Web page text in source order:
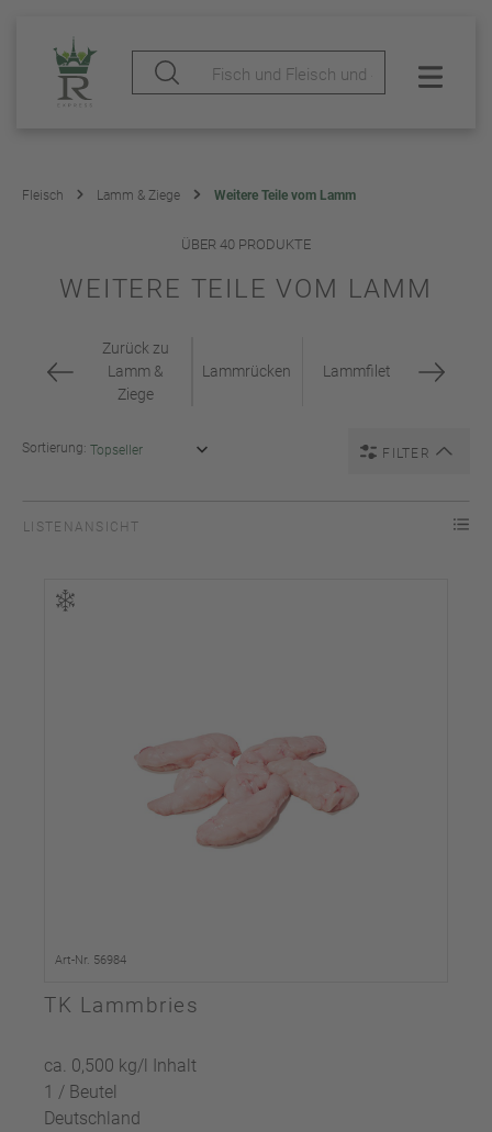
Fleisch Lamm & Ziege Weitere Teile vom Lamm
ÜBER 40 PRODUKTE
WEITERE TEILE VOM LAMM
Zurück zu
Lamm &
Ziege
Lammrücken Lammfilet
FILTER
Sortierung:
LISTENANSICHT
Art-Nr. 56984
TK Lammbries
ca. 0,500 kg/l Inhalt
1 / Beutel
Deutschland